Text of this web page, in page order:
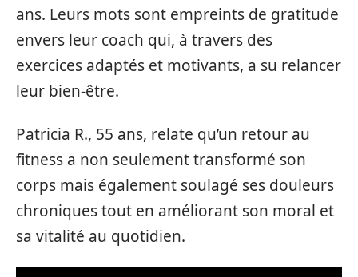
ans. Leurs mots sont empreints de gratitude
envers leur coach qui, à travers des
exercices adaptés et motivants, a su relancer
leur bien-être.
Patricia R., 55 ans, relate qu’un retour au
fitness a non seulement transformé son
corps mais également soulagé ses douleurs
chroniques tout en améliorant son moral et
sa vitalité au quotidien.